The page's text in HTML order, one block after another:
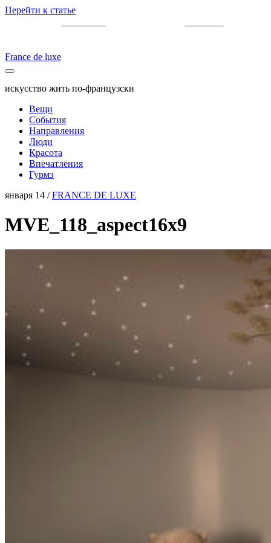
Перейти к статье
France de luxe
искусство жить по-французски
Вещи
События
Направления
Люди
Красота
Впечатления
Гурмэ
января 14 /FRANCE DE LUXE
MVE_118_aspect16x9